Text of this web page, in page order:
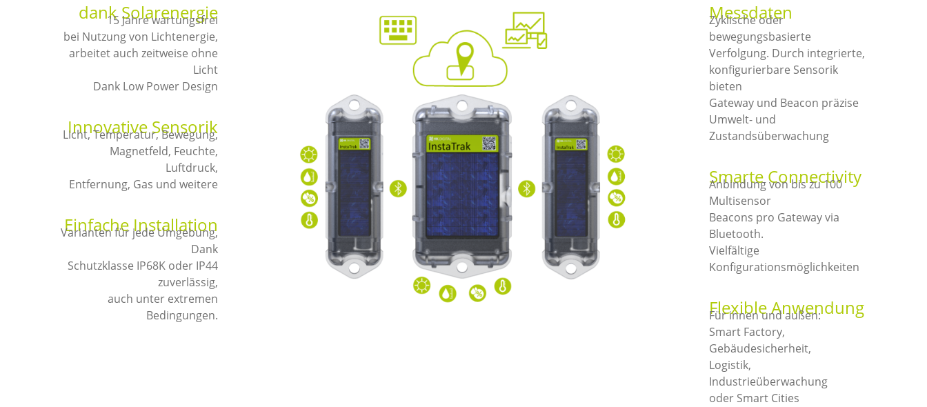
dank Solarenergie
15 Jahre wartungsfrei
bei Nutzung von Lichtenergie,
arbeitet auch zeitweise ohne
Licht
Dank Low Power Design
Innovative Sensorik
Licht, Temperatur, Bewegung,
Magnetfeld, Feuchte,
Luftdruck,
Entfernung, Gas und weitere
Einfache Installation
Varianten für jede Umgebung,
Dank
Schutzklasse IP68K oder IP44
zuverlässig,
auch unter extremen
Bedingungen.
Messdaten
Zyklische oder
bewegungsbasierte
Verfolgung. Durch integrierte,
konfigurierbare Sensorik
bieten
Gateway und Beacon präzise
Umwelt- und
Zustandsüberwachung
Smarte Connectivity
Anbindung von bis zu 100
Multisensor
Beacons pro Gateway via
Bluetooth.
Vielfältige
Konfigurationsmöglichkeiten
Flexible Anwendung
Für innen und außen:
Smart Factory,
Gebäudesicherheit,
Logistik,
Industrieüberwachung
oder Smart Cities